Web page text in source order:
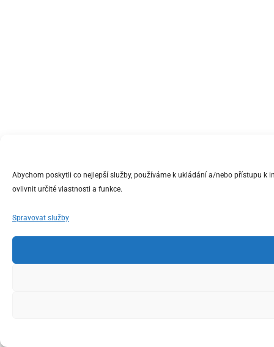
Abychom poskytli co nejlepší služby, používáme k ukládání a/nebo přístupu
ovlivnit určité vlastnosti a funkce.
Spravovat služby